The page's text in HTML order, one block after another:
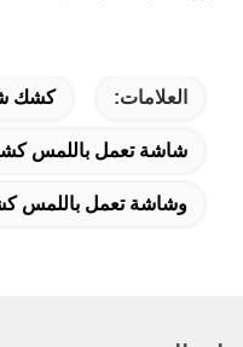
العلامات: كشك
شاشة تعمل باللمس
وشاشة تعمل باللمس